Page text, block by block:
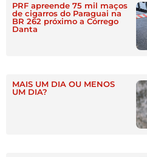
PRF apreende 75 mil maços
de cigarros do Paraguai na
BR 262 próximo a Córrego
Danta
MAIS UM DIA OU MENOS
UM DIA?